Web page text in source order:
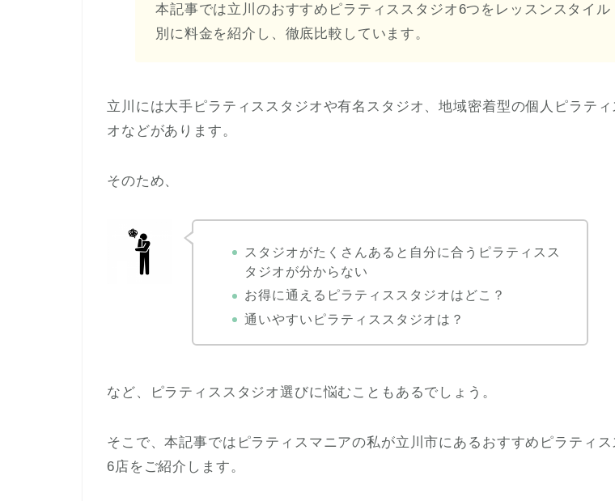
本記事では立川のおすすめピラティススタジオ6つをレッスンスタイル
別に料金を紹介し、徹底比較しています。
立川には大手ピラティススタジオや有名スタジオ、地域密着型の個人ピラティ
オなどがあります。
そのため、
スタジオがたくさんあると自分に合うピラティスス
タジオが分からない
お得に通えるピラティススタジオはどこ？
通いやすいピラティススタジオは？
など、ピラティススタジオ選びに悩むこともあるでしょう。
そこで、本記事ではピラティスマニアの私が立川市にあるおすすめピラティス
6店をご紹介します。